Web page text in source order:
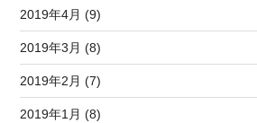
2019年4月 (9)
2019年3月 (8)
2019年2月 (7)
2019年1月 (8)